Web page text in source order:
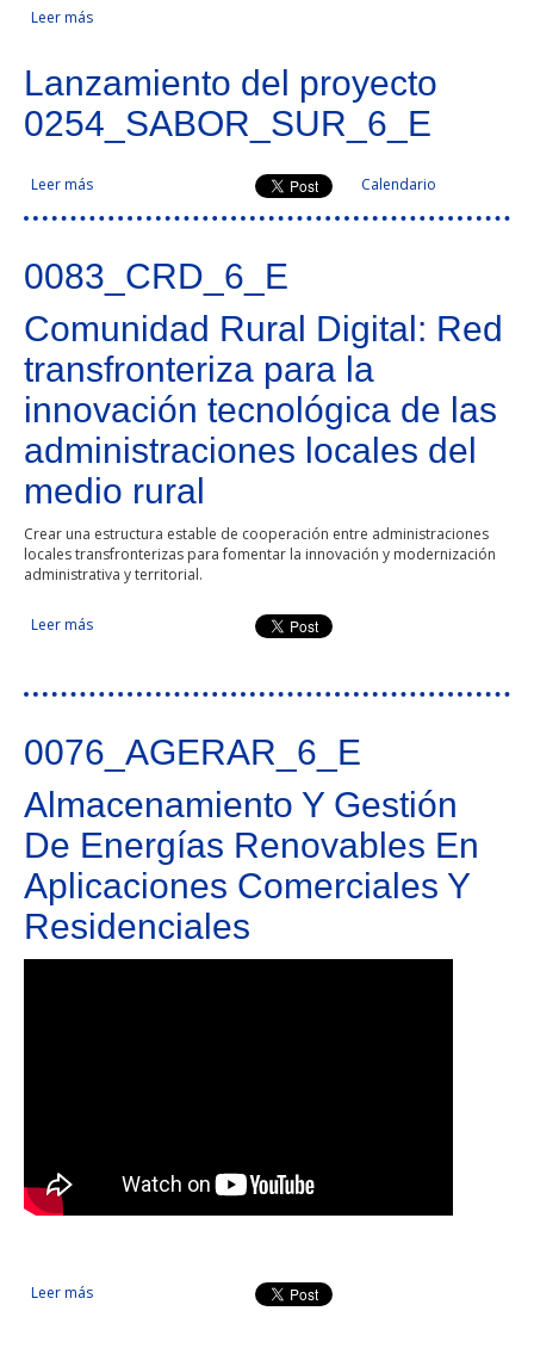
Leer más
Lanzamiento del proyecto
0254_SABOR_SUR_6_E
Leer más sobre Lanzamiento del proyecto 0254_SABOR_SUR_6_E
Calendario
0083_CRD_6_E
Comunidad Rural Digital: Red
transfronteriza para la
innovación tecnológica de las
administraciones locales del
medio rural
Crear una estructura estable de cooperación entre administraciones
locales transfronterizas para fomentar la innovación y modernización
administrativa y territorial.
Leer más sobre Comunidad Rural Digital: Red transfronteriza para la
innovación tecnológica de las administraciones locales del
0076_AGERAR_6_E
Almacenamiento Y Gestión
De Energías Renovables En
Aplicaciones Comerciales Y
Residenciales
Leer más sobre Almacenamiento Y Gestión De Energías Renovables En
Aplicaciones Comerciales Y Residenciales